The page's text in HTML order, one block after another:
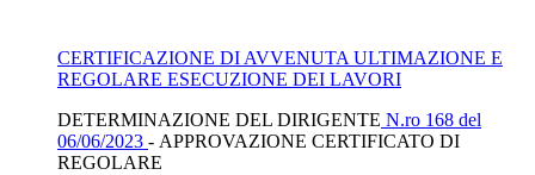
CERTIFICAZIONE DI AVVENUTA ULTIMAZIONE E
REGOLARE ESECUZIONE DEI LAVORI
DETERMINAZIONE DEL DIRIGENTE N.ro 168 del
06/06/2023 - APPROVAZIONE CERTIFICATO DI
REGOLARE